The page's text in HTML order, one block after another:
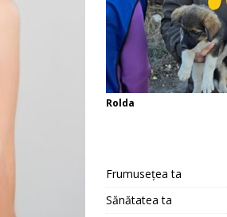
Rolda
Frumusețea ta
Sănătatea ta